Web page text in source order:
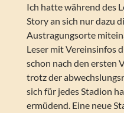
Ich hatte während des
Story an sich nur dazu
Austragungsorte
Leser mit Vereinsinfos
schon nach den ersten
trotz der
sich für jedes Stadion
ermüdend. Eine neue